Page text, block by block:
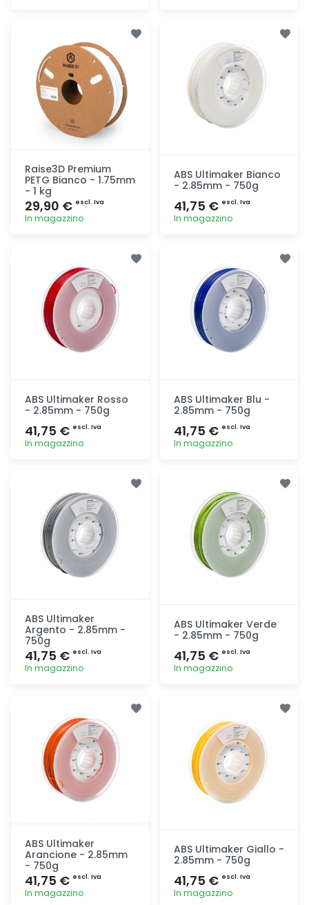
Raise3D Premium
PETG Bianco - 1.75mm
- 1 kg
29,90 € escl. Iva
In magazzino
ABS Ultimaker Bianco
- 2.85mm - 750g
41,75 € escl. Iva
In magazzino
ABS Ultimaker Rosso
- 2.85mm - 750g
41,75 € escl. Iva
In magazzino
ABS Ultimaker Blu -
2.85mm - 750g
41,75 € escl. Iva
In magazzino
ABS Ultimaker
Argento - 2.85mm -
750g
41,75 € escl. Iva
In magazzino
ABS Ultimaker Verde
- 2.85mm - 750g
41,75 € escl. Iva
In magazzino
ABS Ultimaker
Arancione - 2.85mm
- 750g
41,75 € escl. Iva
In magazzino
ABS Ultimaker Giallo -
2.85mm - 750g
41,75 € escl. Iva
In magazzino